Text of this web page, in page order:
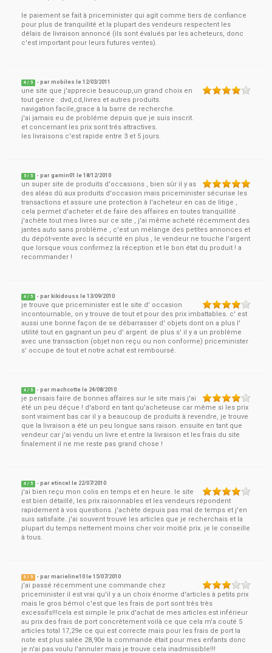
le paiement se fait à priceminister qui agit comme tiers de confiance
pour plus de tranquilité et la plupart des vendeurs respectent les
délais de livraison annoncé (ils sont évalués par les acheteurs, donc
c'est important pour leurs futures ventes).
4 / 5 - parmobiles le12/03/2011
une site que j'apprecie beaucoup,un grand choix en
tout genre : dvd,cd,livres et autres produits.
navigation facile,grace à la barre de recherche.
j'ai jamais eu de probléme depuis que je suis inscrit.
et concernant les prix sont trés attractives.
les livraisons c'est rapide entre 3 et 5 jours.
5 / 5 - pargamin01 le18/12/2010
un super site de produits d'occasions , bien sûr il y as
des aléas dû aux produits d'occasion mais priceminister sécurise les
transactions et assure une protection à l'acheteur en cas de litige ,
cela permet d'acheter et de faire des affaires en toutes tranquillité .
j'achète tout mes livres sur ce site , j'ai même acheté récemment des
jantes auto sans problème , c'est un mélange des petites annonces et
du dépôt-vente avec la sécurité en plus , le vendeur ne touche l'argent
que lorsque vous confirmez la réception et le bon état du produit ! a
recommander !
4 / 5 - par kikidouss le13/09/2010
je trouve que priceminister est le site d' occasion
incontournable, on y trouve de tout et pour des prix imbattables. c' est
aussi une bonne façon de se débarrasser d' objets dont on a plus l'
utilité tout en gagnant un peu d' argent. de plus s' il y a un problème
avec une transaction (objet non reçu ou non conforme) priceminister
s' occupe de tout et notre achat est remboursé.
4 / 5 - parmachcotte le 24/08/2010
je pensais faire de bonnes affaires sur le site mais j'ai
été un peu déçue ! d'abord en tant qu'acheteuse car même si les prix
sont vraiment bas car il y a beaucoup de produits à revendre, je trouve
que la livraison a été un peu longue sans raison. ensuite en tant que
vendeur car j'ai vendu un livre et entre la livraison et les frais du site
finalement il ne me reste pas grand chose !
4 / 5 - paretincel le 22/07/2010
j'ai bien reçu mon colis en temps et en heure. le site
est bien détaillé, les prix raisonnables et les vendeurs répondent
rapidement à vos questions. j'achète depuis pas mal de temps et j'en
suis satisfaite. j'ai souvent trouvé les articles que je recherchais et la
plupart du temps nettement moins cher voir moitié prix. je le conseille
à tous.
3 / 5 - parmarieline10 le15/07/2010
j'ai passé récemment une commande chez
priceminister il est vrai qu'il y a un choix énorme d'articles à petits prix
mais le gros bémol c'est que les frais de port sont très très
excessifs!!!cela est simple le prix d'achat de mes articles est inférieur
au prix des frais de port concrètement voilà ce que cela m'a couté 5
articles total 17,29e ce qui est correcte mais pour les frais de port la
note est plus salée 28,90e la commande était pour mes enfants donc
je n'ai pas voulu l'annuler mais je trouve cela inadmissible!!!